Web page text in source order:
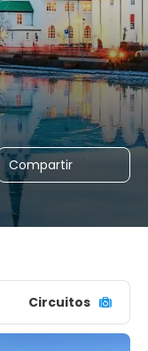
Compartir
Circuitos